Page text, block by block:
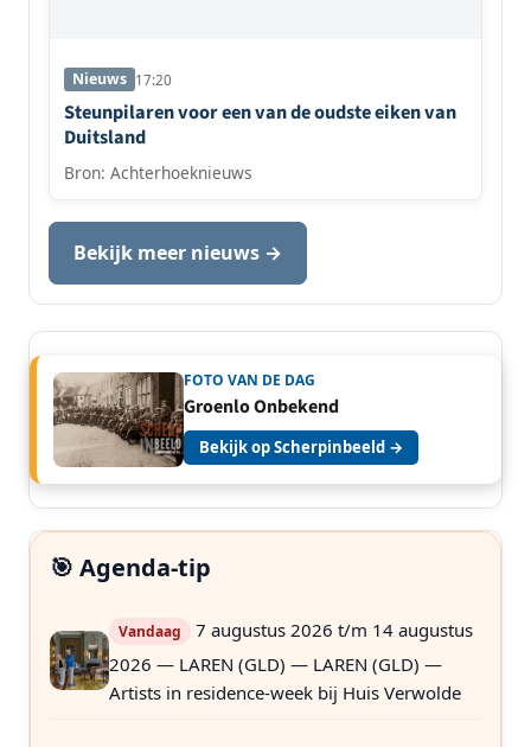
Nieuws 17:20
Steunpilaren voor een van de oudste eiken van
Duitsland
Bron: Achterhoeknieuws
Bekijk meer nieuws →
FOTO VAN DE DAG
Groenlo Onbekend
Bekijk op Scherpinbeeld →
🎯 Agenda-tip
Vandaag
7 augustus 2026 t/m 14 augustus
2026 — LAREN (GLD) — LAREN (GLD) —
Artists in residence-week bij Huis Verwolde